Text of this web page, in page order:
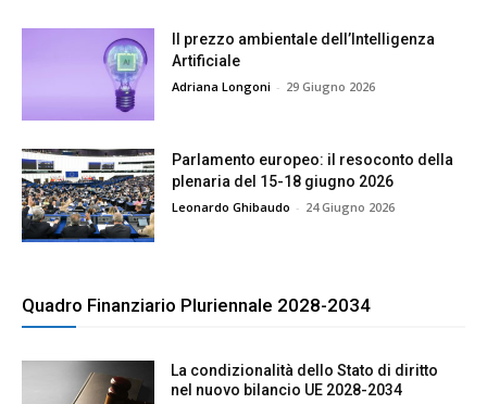
Il prezzo ambientale dell’Intelligenza
Artificiale
Adriana Longoni - 29 Giugno 2026
Parlamento europeo: il resoconto della
plenaria del 15-18 giugno 2026
Leonardo Ghibaudo - 24 Giugno 2026
Quadro Finanziario Pluriennale 2028-2034
La condizionalità dello Stato di diritto
nel nuovo bilancio UE 2028-2034